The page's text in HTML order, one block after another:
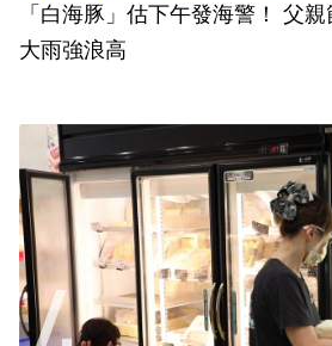
「白海豚」估下午發海警！ 父
大雨強浪高